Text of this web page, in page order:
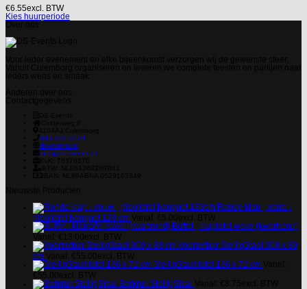
€6.55excl. BTW
Kies huurperiode
085 303 7179
ds-events.nl
info@ds-events.nl
Ronde klap-, vouw-,
plooitafel banquet 120 cm
Buffet-, klaptafel wave (kwartrond)
Voorzetbar StelligStaal 300 x 80
cm
StelligStaal tafel 136 x 72 cm
Barkruk StelligStaal